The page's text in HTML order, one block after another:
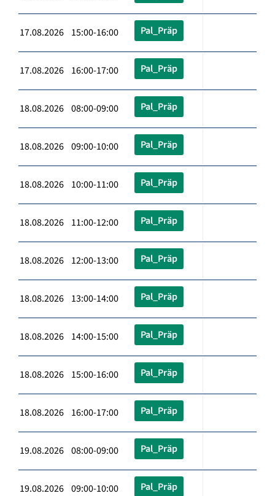
17.08.2026 15:00-16:00 Pal_Präp
17.08.2026 16:00-17:00 Pal_Präp
18.08.2026 08:00-09:00 Pal_Präp
18.08.2026 09:00-10:00 Pal_Präp
18.08.2026 10:00-11:00 Pal_Präp
18.08.2026 11:00-12:00 Pal_Präp
18.08.2026 12:00-13:00 Pal_Präp
18.08.2026 13:00-14:00 Pal_Präp
18.08.2026 14:00-15:00 Pal_Präp
18.08.2026 15:00-16:00 Pal_Präp
18.08.2026 16:00-17:00 Pal_Präp
19.08.2026 08:00-09:00 Pal_Präp
19.08.2026 09:00-10:00 Pal_Präp